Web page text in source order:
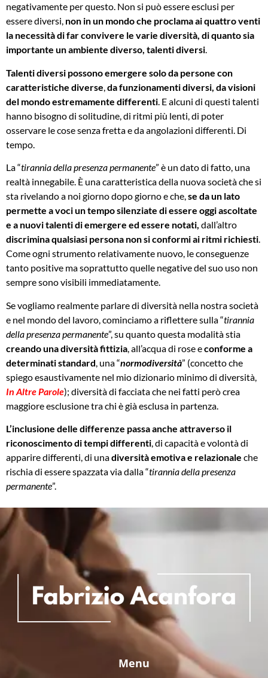
negativamente per questo. Non si può essere esclusi per
essere diversi, non in un mondo che proclama ai quattro venti
la necessità di far convivere le varie diversità, di quanto sia
importante un ambiente diverso, talenti diversi.
Talenti diversi possono emergere solo da persone con
caratteristiche diverse,da funzionamenti diversi, da visioni
del mondo estremamente differenti. E alcuni di questi talenti
hanno bisogno di solitudine, di ritmi più lenti, di poter
osservare le cose senza fretta e da angolazioni differenti. Di
tempo.
La “tirannia della presenza permanente” è un dato di fatto, una
realtà innegabile. È una caratteristica della nuova società che si
sta rivelando a noi giorno dopo giorno e che,se da un lato
permette a voci un tempo silenziate di essere oggi ascoltate
e a nuovi talenti di emergere ed essere notati, dall’altro
discrimina qualsiasi persona non si conformi ai ritmi richiesti.
Come ogni strumento relativamente nuovo, le conseguenze
tanto positive ma soprattutto quelle negative del suo uso non
sempre sono visibili immediatamente.
Se vogliamo realmente parlare di diversità nella nostra società
e nel mondo del lavoro, cominciamo a riflettere sulla “tirannia
della presenza permanente”, su quanto questa modalità stia
creando una diversità fittizia , all’acqua di rose econforme a
determinati standard , una “normodiversità” (concetto che
spiego esaustivamente nel mio dizionario minimo di diversità,
In Altre Parole); diversità di facciata che nei fatti però crea
maggiore esclusione tra chi è già esclusa in partenza.
L’inclusione delle differenze passa anche attraverso il
riconoscimento di tempi differenti, di capacità e volontà di
apparire differenti, di unadiversità emotiva e relazionale che
rischia di essere spazzata via dalla “tirannia della presenza
permanente”.
Menu